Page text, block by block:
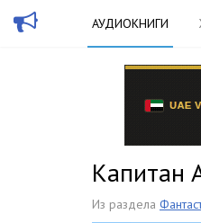
АУДИОКНИГИ
Капитан
Из раздела